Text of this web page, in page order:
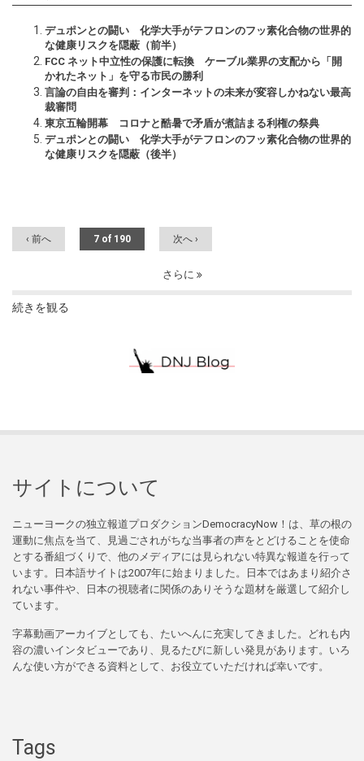
デュポンとの闘い 化学大手がテフロンのフッ素化合物の世界的
な健康リスクを隠蔽（前半）
FCC ネット中立性の保護に転換 ケーブル業界の支配から「開
かれたネット」を守る市民の勝利
言論の自由を審判：インターネットの未来が変容しかねない最高
裁審問
東京五輪開幕 コロナと酷暑で矛盾が煮詰まる利権の祭典
デュポンとの闘い 化学大手がテフロンのフッ素化合物の世界的
な健康リスクを隠蔽（後半）
‹ 前へ 7 of 190 次へ ›
さらに
続きを観る
サイトについて
ニューヨークの独立報道プロダクションDemocracyNow！は、草の根の
運動に焦点を当て、見過ごされがちな当事者の声をとどけることを使命
とする番組づくりで、他のメディアには見られない特異な報道を行って
います。日本語サイトは2007年に始まりました。日本ではあまり紹介さ
れない事件や、日本の視聴者に関係のありそうな題材を厳選して紹介し
ています。
字幕動画アーカイブとしても、たいへんに充実してきました。どれも内
容の濃いインタビューであり、見るたびに新しい発見があります。いろ
んな使い方ができる資料として、お役立ていただければ幸いです。
Tags